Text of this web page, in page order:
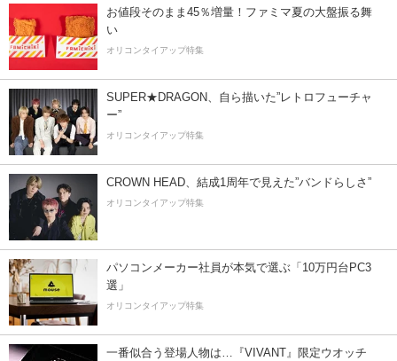
お値段そのまま45％増量！ファミマ夏の大盤振る舞
い
オリコンタイアップ特集
SUPER★DRAGON、自ら描いた”レトロフューチャ
ー”
オリコンタイアップ特集
CROWN HEAD、結成1周年で見えた”バンドらしさ”
オリコンタイアップ特集
パソコンメーカー社員が本気で選ぶ「10万円台PC3
選」
オリコンタイアップ特集
一番似合う登場人物は…『VIVANT』限定ウオッチ